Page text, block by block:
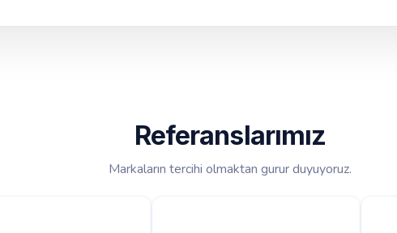
Referanslarımız
Markaların tercihi olmaktan gurur duyuyoruz.